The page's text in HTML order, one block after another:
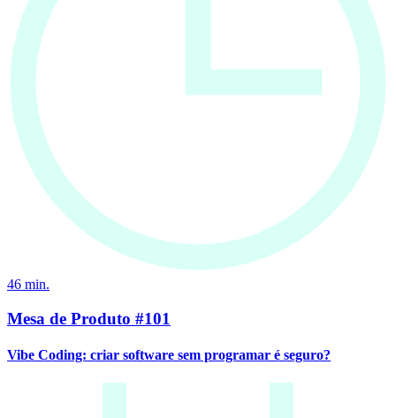
46 min.
Mesa de Produto #101
Vibe Coding: criar software sem programar é seguro?